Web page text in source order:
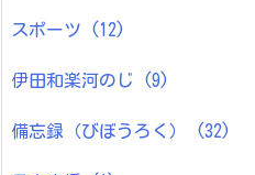
スポーツ (12)
伊田和楽河のじ (9)
備忘録（びぼうろく） (32)